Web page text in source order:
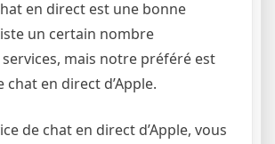
en direct est une bonne
un certain nombre
services, mais notre préféré est
chat en direct d’Apple.
de chat en direct d’Apple, vous